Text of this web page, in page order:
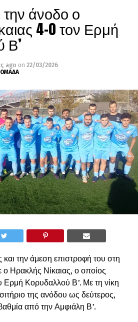
άνοδο ο
4-0 τον Ερμή
Β’
ago on 22/03/2026
την άμεση επιστροφή του στη
Ηρακλής Νίκαιας, ο οποίος
Ερμή Κορυδαλλού Β’. Με τη νίκη
της ανόδου ως δεύτερος,
από την Αμφιάλη Β’.